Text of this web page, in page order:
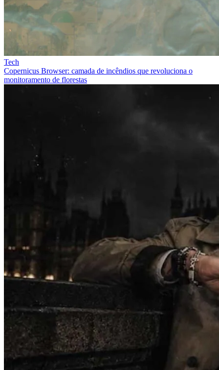
Tech
Copernicus Browser: camada de incêndios que revoluciona o
monitoramento de florestas